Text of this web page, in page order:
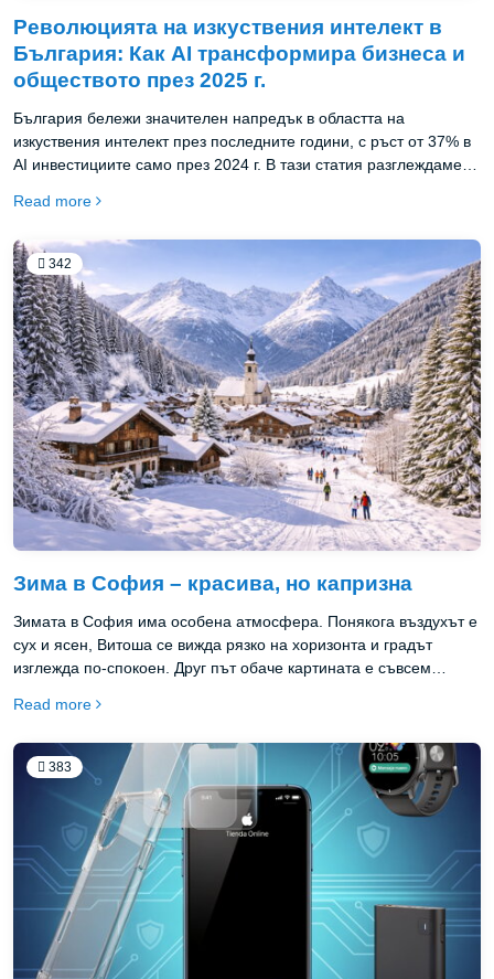
Революцията на изкуствения интелект в
България: Как AI трансформира бизнеса и
обществото през 2025 г.
България бележи значителен напредък в областта на
изкуствения интелект през последните години, с ръст от 37% в
AI инвестициите само през 2024 г. В тази статия разглеждаме
технологии, представяме най-обещаващите местни стартъпи в
изправена страната в усвояването на пълния потенциал на
изкуствения интелект.
Read more
342
Зима в София – красива, но капризна
Зимата в София има особена атмосфера. Понякога въздухът е
сух и ясен, Витоша се вижда рязко на хоризонта и градът
изглежда по-спокоен. Друг път обаче картината е съвсем
студ, което влиза „в костите“, дори когато термометърът не
изненади – заледени участъци сутрин, мокър сняг, който бързо
се превръща в киша, или дни, когато слънцето така и не успява
да пробие облаците.
Read more
383